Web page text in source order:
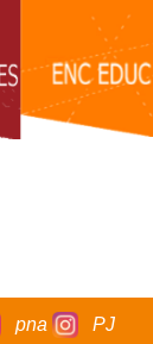
pna PJ